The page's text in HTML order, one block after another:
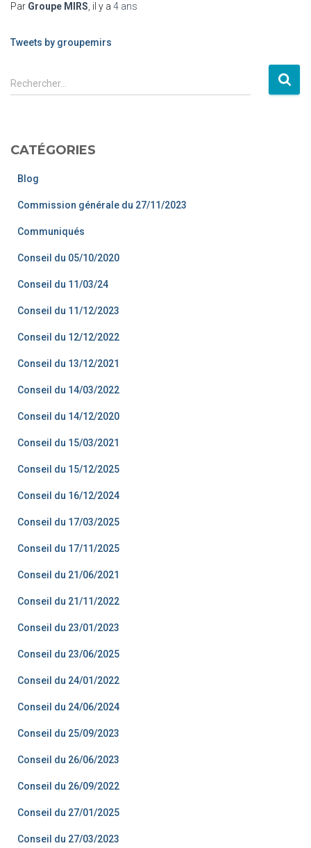
Par Groupe MIRS , il y a 4 ans
Tweets by groupemirs
Rechercher…
CATÉGORIES
Blog
Commission générale du 27/11/2023
Communiqués
Conseil du 05/10/2020
Conseil du 11/03/24
Conseil du 11/12/2023
Conseil du 12/12/2022
Conseil du 13/12/2021
Conseil du 14/03/2022
Conseil du 14/12/2020
Conseil du 15/03/2021
Conseil du 15/12/2025
Conseil du 16/12/2024
Conseil du 17/03/2025
Conseil du 17/11/2025
Conseil du 21/06/2021
Conseil du 21/11/2022
Conseil du 23/01/2023
Conseil du 23/06/2025
Conseil du 24/01/2022
Conseil du 24/06/2024
Conseil du 25/09/2023
Conseil du 26/06/2023
Conseil du 26/09/2022
Conseil du 27/01/2025
Conseil du 27/03/2023